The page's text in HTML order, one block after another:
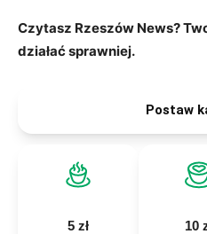
Czytasz Rzeszów News?
działać sprawniej.
Postaw
5 zł 10